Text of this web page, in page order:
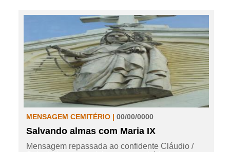
MENSAGEM CEMITÉRIO | 00/00/0000
Salvando almas com Maria IX
Mensagem repassada ao confidente Cláudio /